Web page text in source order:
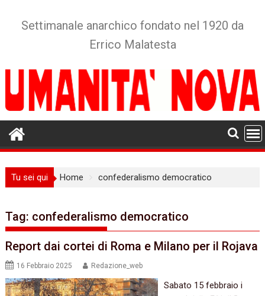
Settimanale anarchico fondato nel 1920 da
Errico Malatesta
Tu sei qui Home confederalismo democratico
Tag: confederalismo democratico
Report dai cortei di Roma e Milano per il Rojava
16 Febbraio 2025 Redazione_web
Sabato 15 febbraio i